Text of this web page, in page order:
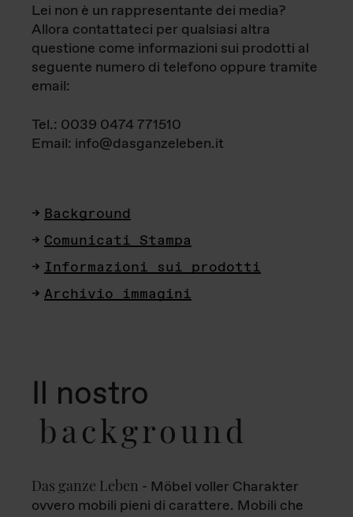
Lei non è un rappresentante dei media?
Allora contattateci per qualsiasi altra
questione come informazioni sui prodotti al
seguente numero di telefono oppure tramite
email:
Tel.: 0039 0474 771510
Email: info@dasganzeleben.it
Background
Comunicati Stampa
Informazioni sui prodotti
Archivio immagini
Il nostro
background
Das ganze Leben - Möbel voller Charakter
ovvero mobili pieni di carattere. Mobili che